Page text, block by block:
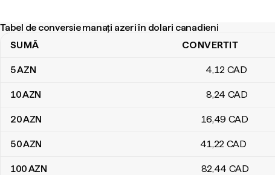
Tabel de conversie manați azeri în dolari canadieni
Tabel de conversie manați azeri în dolari canadieni
SUMĂ CONVERTIT
5AZN 4,12 CAD
10AZN 8,24 CAD
20AZN 16,49 CAD
50AZN 41,22 CAD
100AZN 82,44 CAD